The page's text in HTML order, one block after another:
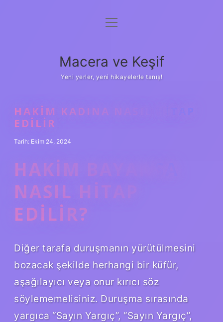
Anasayfa
Yasal Uyarı
menüyü
Macera ve Keşif
Yeni yerler, yeni hikayelerle tanış!
HAKIM KADINA NASIL HITAP
EDILIR
Tarih: Ekim 24, 2024
HAKIM BAYANSA
NASIL HITAP
EDILIR?
Diğer tarafa duruşmanın yürütülmesini
bozacak şekilde herhangi bir küfür,
aşağılayıcı veya onur kırıcı söz
söylememelisiniz. Duruşma sırasında
yargıca “Sayın Yargıç”, “Sayın Yargıç”,